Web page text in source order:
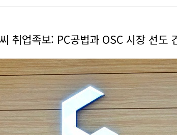
취업족보: PC공법과 OSC 시장 선도